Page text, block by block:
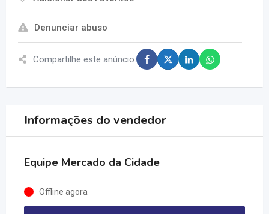
Denunciar abuso
Compartilhe este anúncio:
Informações do vendedor
Equipe Mercado da Cidade
Offline agora